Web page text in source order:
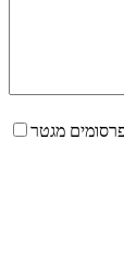
מגטר